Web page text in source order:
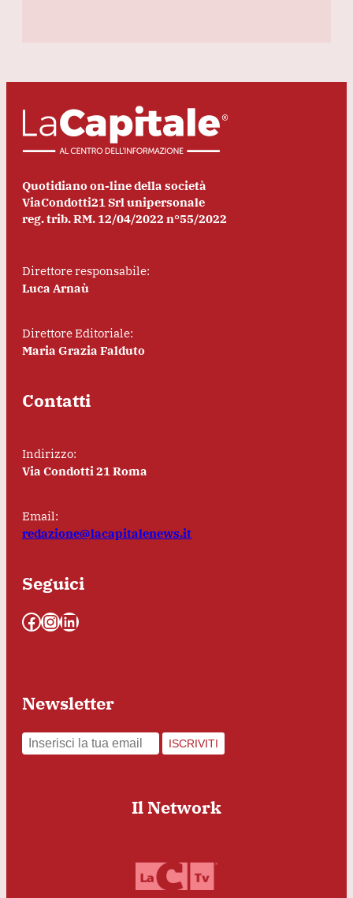
Quotidiano on-line della società
ViaCondotti21 Srl unipersonale
reg. trib. RM. 12/04/2022 n°55/2022
Direttore responsabile:
Luca Arnaù
Direttore Editoriale:
Maria Grazia Falduto
Contatti
Indirizzo:
Via Condotti 21 Roma
Email:
redazione@lacapitalenews.it
Seguici
Facebook InstagramLinkedIn
Newsletter
ISCRIVITI
Il Network